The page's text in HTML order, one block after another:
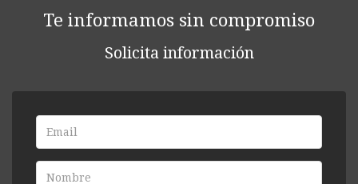
Te informamos sin compromiso
Solicita información